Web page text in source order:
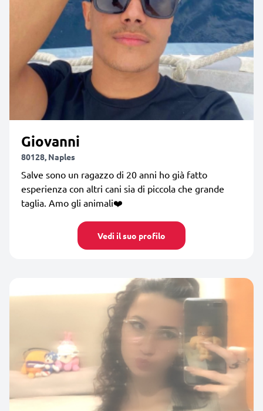
Giovanni
80128, Naples
Salve sono un ragazzo di 20 anni ho già fatto
esperienza con altri cani sia di piccola che grande
taglia. Amo gli animali❤️
Vedi il suo profilo